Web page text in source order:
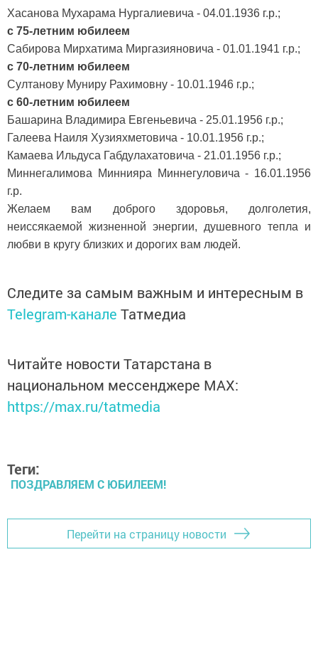
Хасанова Мухарама Нургалиевича - 04.01.1936 г.р.;
с 75-летним юбилеем
Сабирова Мирхатима Миргазияновича - 01.01.1941 г.р.;
с 70-летним юбилеем
Султанову Муниру Рахимовну - 10.01.1946 г.р.;
с 60-летним юбилеем
Башарина Владимира Евгеньевича - 25.01.1956 г.р.;
Галеева Наиля Хузияхметовича - 10.01.1956 г.р.;
Камаева Ильдуса Габдулахатовича - 21.01.1956 г.р.;
Миннегалимова Миннияра Миннегуловича - 16.01.1956
г.р.
Желаем вам доброго здоровья, долголетия,
неиссякаемой жизненной энергии, душевного тепла и
любви в кругу близких и дорогих вам людей.
Следите за самым важным и интересным в
Telegram-канале Татмедиа
Читайте новости Татарстана в
национальном мессенджере MАХ:
https://max.ru/tatmedia
Теги:
ПОЗДРАВЛЯЕМ С ЮБИЛЕЕМ!
Перейти на страницу новости